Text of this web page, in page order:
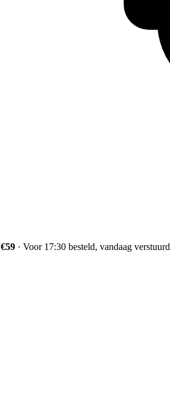
€59 · Voor 17:30 besteld, vandaag verstuurd